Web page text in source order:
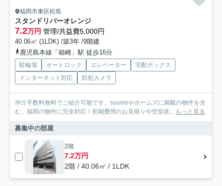
福岡市東区松島
スタンドリバーオレンジ
7.2万円 管理/共益費5,000円
40.06㎡ (1LDK) /築3年 /9階建
鹿児島本線「箱崎」駅 徒歩16分
駐輪場 オートロック エレベーター
宅配ボックス
インターネット対応
防犯カメラ
仲介手数料無料でご紹介可能です。suumoやホームズに掲載の物件を含
む、福岡の物件に完全対応！初期費用のお見積りや空室状... もっと見る
募集中の部屋
2階
7.2万円
2階 / 40.06㎡ / 1LDK